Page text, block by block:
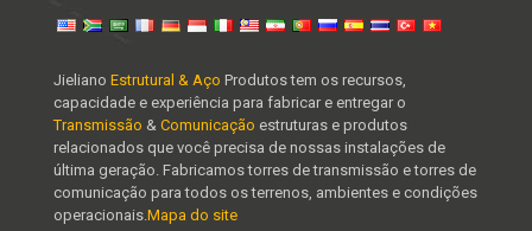
Jieliano Estrutural & Aço Produtos tem os recursos,
capacidade e experiência para fabricar e entregar o
Transmissão & Comunicação estruturas e produtos
relacionados que você precisa de nossas instalações de
última geração. Fabricamos torres de transmissão e torres de
comunicação para todos os terrenos, ambientes e condições
operacionais.Mapa do site